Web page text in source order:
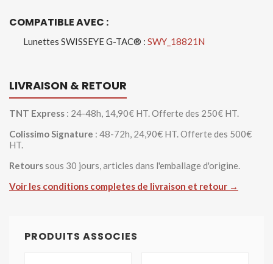
COMPATIBLE AVEC :
Lunettes SWISSEYE G-TAC® : SWY_18821N
LIVRAISON & RETOUR
TNT Express : 24-48h, 14,90€ HT. Offerte des 250€ HT.
Colissimo Signature : 48-72h, 24,90€ HT. Offerte des 500€
HT.
Retourssous 30 jours, articles dans l'emballage d'origine.
Voir les conditions completes de livraison et retour →
PRODUITS ASSOCIES